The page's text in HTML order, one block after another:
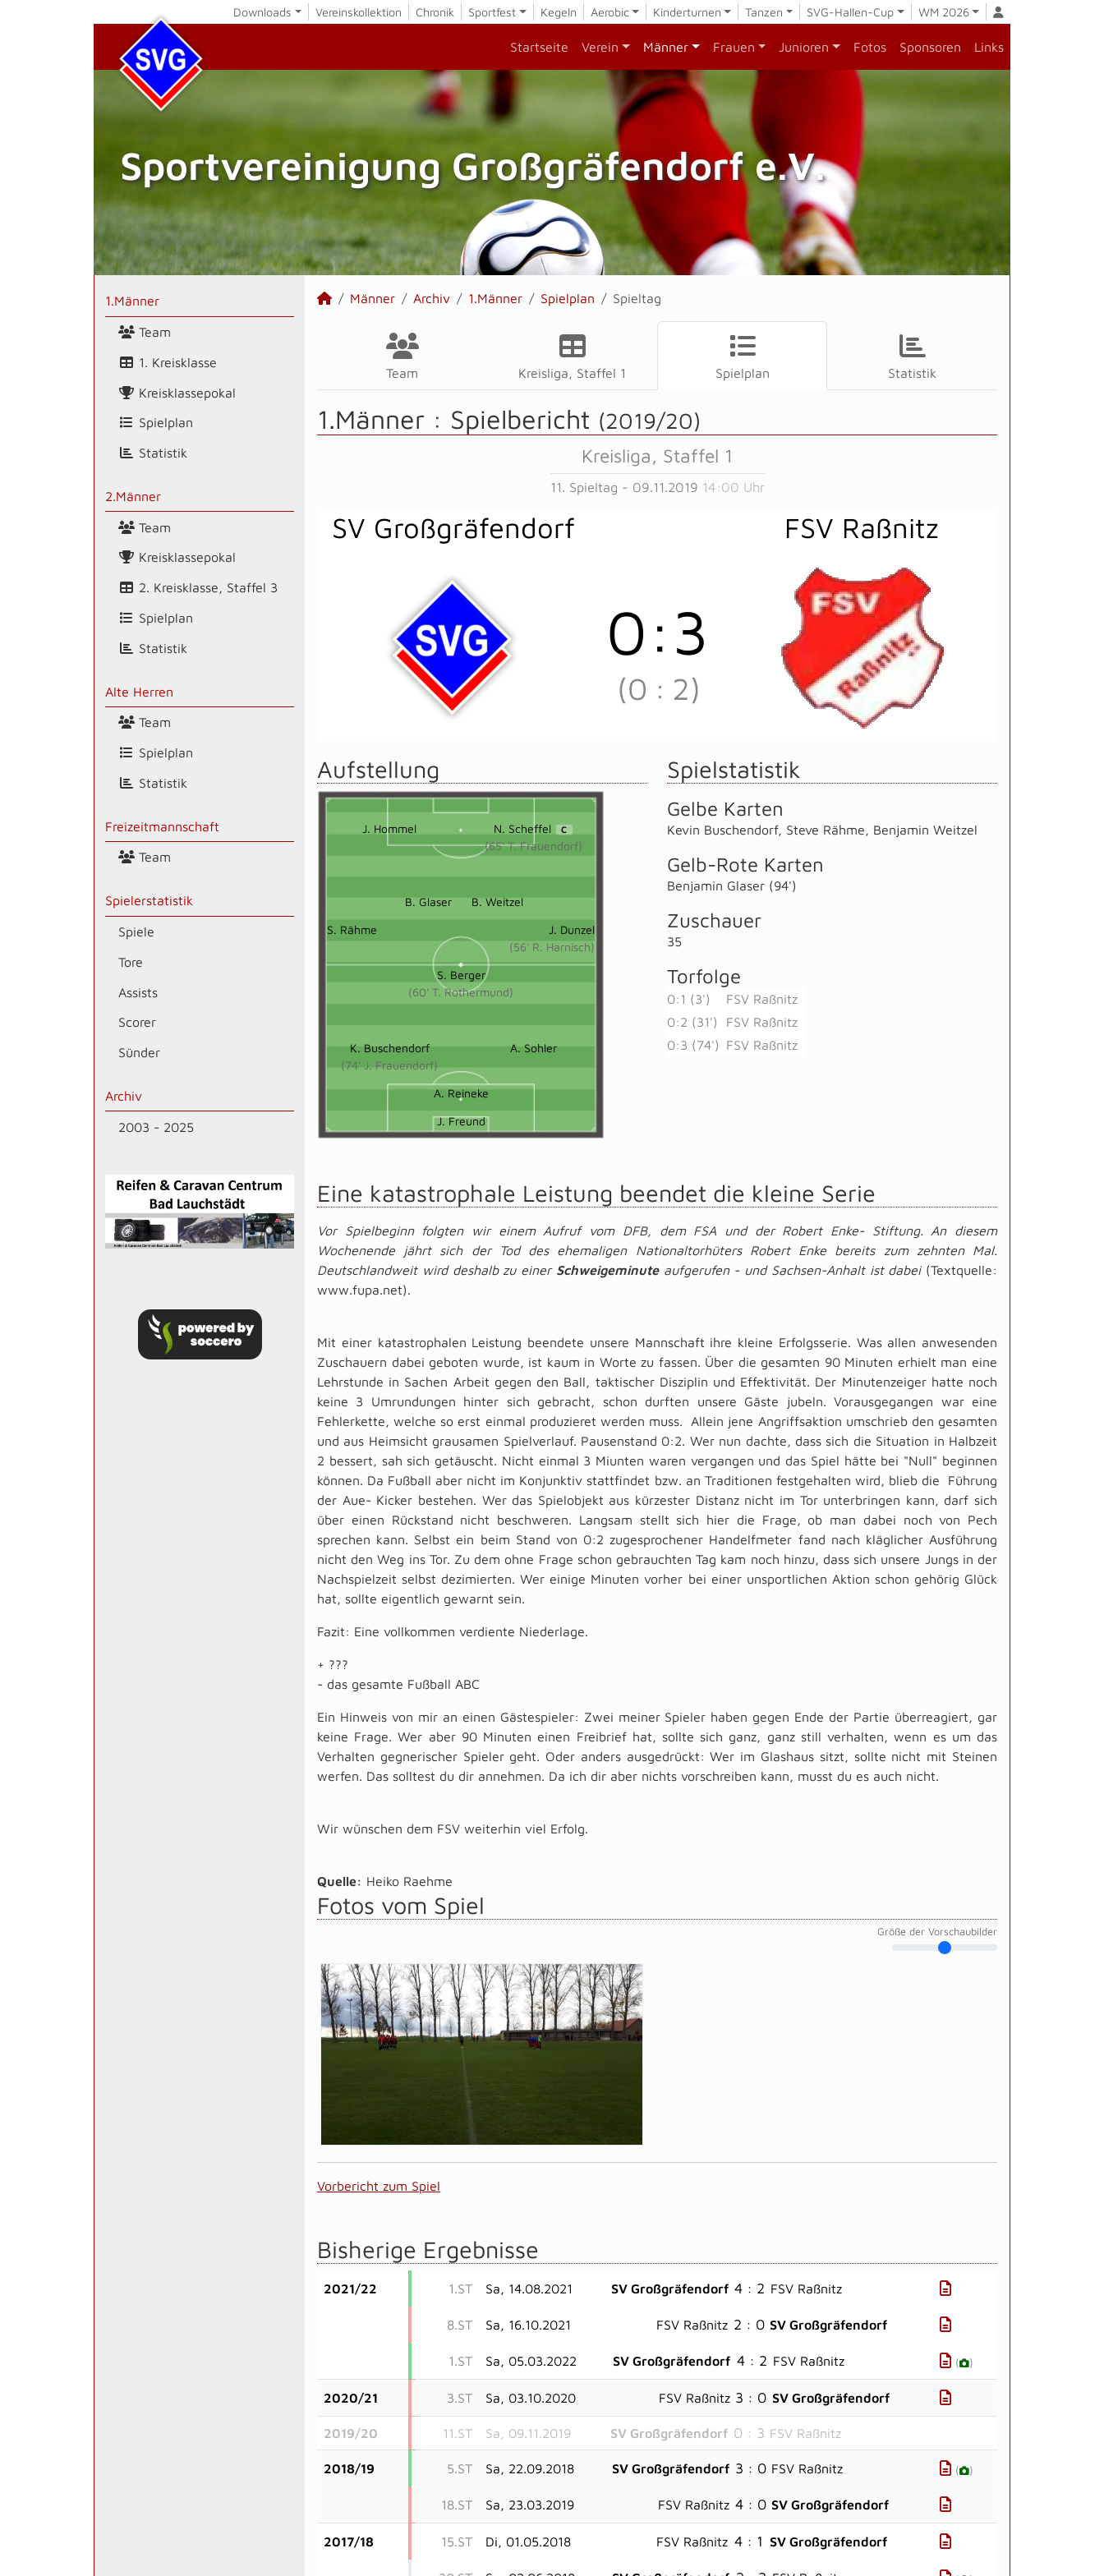
Downloads Vereinskollektion Chronik Sportfest Kegeln Aerobic Kinderturnen Tanzen SVG-Hallen-Cup WM 2026
Startseite Verein Männer Frauen Junioren Fotos Sponsoren Links
Sportvereinigung Großgräfendorf e.V.
1.Männer
Team
1. Kreisklasse
Kreisklassepokal
Spielplan
Statistik
2.Männer
Team
Kreisklassepokal
2. Kreisklasse, Staffel 3
Spielplan
Statistik
Alte Herren
Team
Spielplan
Statistik
Freizeitmannschaft
Team
Spielerstatistik
Spiele
Tore
Assists
Scorer
Sünder
Archiv
2003 - 2025
Männer Archiv 1.Männer Spielplan Spieltag
Team Kreisliga, Staffel 1 Spielplan Statistik
1.Männer : Spielbericht (2019/20)
Kreisliga, Staffel 1
11. Spieltag - 09.11.2019 14:00 Uhr
SV Großgräfendorf FSV Raßnitz
0:3
(0 : 2)
Aufstellung
J. Hommel N. Scheffel C
(65' T. Frauendorf)
B. Glaser
B. Weitzel
S. Rähme
J. Dunzel
(56' R. Harnisch)
S. Berger
(60' T. Rothermund)
K. Buschendorf
(74' J. Frauendorf)
A. Sohler
A. Reineke
J. Freund
Spielstatistik
Gelbe Karten
Kevin Buschendorf, Steve Rähme Benjamin Weitzel
Gelb-Rote Karten
Benjamin Glaser (94')
Zuschauer
35
Torfolge
0:1 (3')
FSV Raßnitz
0:2 (31')
FSV Raßnitz
0:3 (74')
FSV Raßnitz
Eine katastrophale Leistung beendet die kleine Serie
Vor Spielbeginn folgten wir einem Aufruf vom DFB, dem FSA und der Robert Enke- Stiftung. An diesem
Wochenende jährt sich der Tod des ehemaligen Nationaltorhüters Robert Enke bereits zum zehnten Mal.
Deutschlandweit wird deshalb zu einer Schweigeminuteaufgerufen - und Sachsen-Anhalt ist dabei(Textquelle:
www.fupa.net).
Mit einer katastrophalen Leistung beendete unsere Mannschaft ihre kleine Erfolgsserie. Was allen anwesenden
Zuschauern dabei geboten wurde, ist kaum in Worte zu fassen. Über die gesamten 90 Minuten erhielt man eine
Lehrstunde in Sachen Arbeit gegen den Ball, taktischer Disziplin und Effektivität. Der Minutenzeiger hatte noch
keine 3 Umrundungen hinter sich gebracht, schon durften unsere Gäste jubeln. Vorausgegangen war eine
Fehlerkette, welche so erst einmal produzieret werden muss. Allein jene Angriffsaktion umschrieb den gesamten
und aus Heimsicht grausamen Spielverlauf. Pausenstand 0:2. Wer nun dachte, dass sich die Situation in Halbzeit
2 bessert, sah sich getäuscht. Nicht einmal 3 Miunten waren vergangen und das Spiel hätte bei "Null" beginnen
können. Da Fußball aber nicht im Konjunktiv stattfindet bzw. an Traditionen festgehalten wird, blieb die Führung
der Aue- Kicker bestehen. Wer das Spielobjekt aus kürzester Distanz nicht im Tor unterbringen kann, darf sich
über einen Rückstand nicht beschweren. Langsam stellt sich hier die Frage, ob man dabei noch von Pech
sprechen kann. Selbst ein beim Stand von 0:2 zugesprochener Handelfmeter fand nach kläglicher Ausführung
nicht den Weg ins Tor. Zu dem ohne Frage schon gebrauchten Tag kam noch hinzu, dass sich unsere Jungs in der
Nachspielzeit selbst dezimierten. Wer einige Minuten vorher bei einer unsportlichen Aktion schon gehörig Glück
hat, sollte eigentlich gewarnt sein.
Fazit: Eine vollkommen verdiente Niederlage.
+ ???
- das gesamte Fußball ABC
Ein Hinweis von mir an einen Gästespieler: Zwei meiner Spieler haben gegen Ende der Partie überreagiert, gar
keine Frage. Wer aber 90 Minuten einen Freibrief hat, sollte sich ganz, ganz still verhalten, wenn es um das
Verhalten gegnerischer Spieler geht. Oder anders ausgedrückt: Wer im Glashaus sitzt, sollte nicht mit Steinen
werfen. Das solltest du dir annehmen. Da ich dir aber nichts vorschreiben kann, musst du es auch nicht.
Wir wünschen dem FSV weiterhin viel Erfolg.
Quelle: Heiko Raehme
Fotos vom Spiel
Größe der Vorschaubilder
Vorbericht zum Spiel
Bisherige Ergebnisse
2021/22 1.ST Sa, 14.08.2021 SV Großgräfendorf 4 : 2 FSV Raßnitz
8.ST Sa, 16.10.2021 FSV Raßnitz 2 : 0 SV Großgräfendorf
1.ST Sa, 05.03.2022 SV Großgräfendorf 4 : 2 FSV Raßnitz ( )
2020/21 3.ST Sa, 03.10.2020 FSV Raßnitz 3 : 0 SV Großgräfendorf
2019/20 11.ST Sa, 09.11.2019 SV Großgräfendorf 0 : 3 FSV Raßnitz
2018/19 5.ST Sa, 22.09.2018 SV Großgräfendorf 3 : 0 FSV Raßnitz ( )
18.ST Sa, 23.03.2019 FSV Raßnitz 4 : 0 SV Großgräfendorf
2017/18 15.ST Di, 01.05.2018 FSV Raßnitz 4 : 1 SV Großgräfendorf